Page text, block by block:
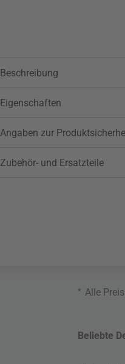
Beschreibung
Eigenschaften
Angaben zur
Zubehör- und Ersatzteile
* Alle
Beliebte